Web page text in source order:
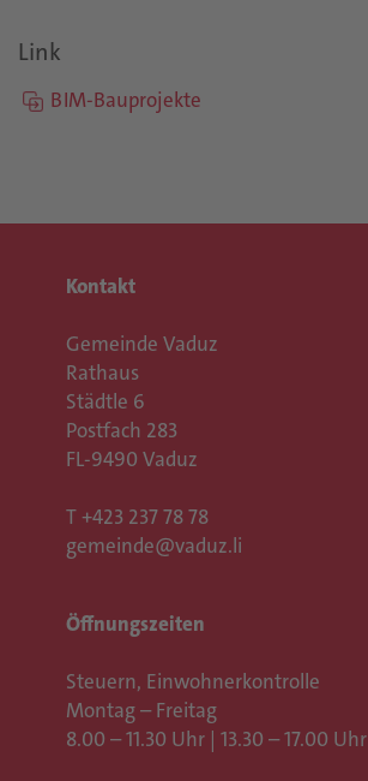
Link
BIM-Bauprojekte
Kontakt
Gemeinde Vaduz
Rathaus
Städtle 6
Postfach 283
FL-9490 Vaduz
T +423 237 78 78
gemeinde@vaduz.li
Öffnungszeiten
Steuern, Einwohnerkontrolle
Montag – Freitag
8.00 – 11.30 Uhr | 13.30 – 17.00 Uhr